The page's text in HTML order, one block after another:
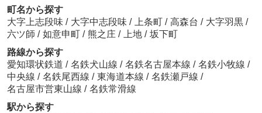
町名から探す
大字上志段味 / 大字中志段味 / 上条町 / 高森台 / 大字羽黒 /
六ツ師 / 如意申町 / 熊之庄 / 上地 / 坂下町
路線から探す
愛知環状鉄道 / 名鉄犬山線 / 名鉄名古屋本線 / 名鉄小牧線 /
中央線 / 名鉄尾西線 / 東海道本線 / 名鉄瀬戸線 /
名古屋市営東山線 / 名鉄常滑線
駅から探す